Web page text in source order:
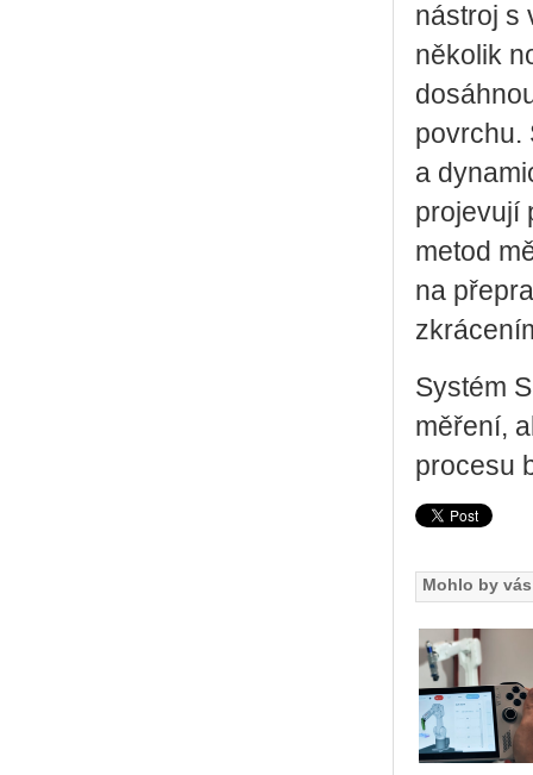
nástroj s
několik
povrchu.
a
projevují
metod
na
Systém
měření,
procesu
Mohlo by